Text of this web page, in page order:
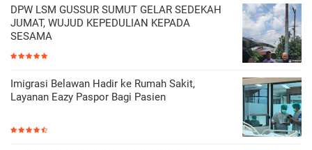
DPW LSM GUSSUR SUMUT GELAR SEDEKAH
JUMAT, WUJUD KEPEDULIAN KEPADA
SESAMA
Imigrasi Belawan Hadir ke Rumah Sakit,
Layanan Eazy Paspor Bagi Pasien